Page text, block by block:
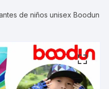
de niños unisex Boodun